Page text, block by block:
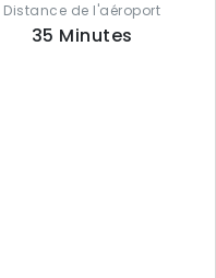
Distance de l'aéroport
35 Minutes